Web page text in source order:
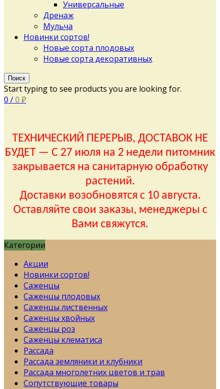
Универсальные
Дренаж
Мульча
Новинки сортов!
Новые сорта плодовых
Новые сорта декоративных
Поиск
Start typing to see products you are looking for.
0 /0 ₽
ТЕХНИЧЕСКИЙ ПЕРЕРЫВ, ДОСТАВОК НЕ
БУДЕТ — С 27 июля на 2 недели питомник
закрывается на санитарную обработку
растений.
Доставки возобновятся с 10 августа.
Оставляйте свои заказы, менеджеры с
Вами свяжутся.
Категории
Акции
Новинки сортов!
Саженцы
Саженцы плодовых
Саженцы лиственных
Саженцы хвойных
Саженцы роз
Саженцы клематиса
Рассада
Рассада земляники и клубники
Рассада многолетних цветов и трав
Сопутствующие товары